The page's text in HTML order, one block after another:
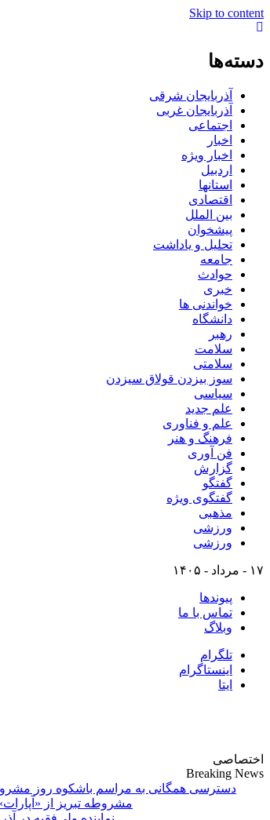
Skip to content
دسته‌ها
آذربایجان شرقی
آذربایجان غربی
اجتماعی
اخبار
اخبار ویژه
اردبیل
استانها
اقتصادی
بین الملل
پیشخوان
تحلیل و یاداشت
جامعه
حوادث
خبری
خواندنی ها
دانشگاه
رهبر
سلامت
سلامتی
سوز بیزدن قولاق سیزدن
سیاسی
علم جدید
علم و فناوری
فرهنگ و هنر
فن آوری
گزارش
گفتگو
گفتگوی ویژه
مذهبی
ورزشی
ورزشی
۱۷ - مرداد - ۱۴۰۵
پیوندها
تماس با ما
وبلاگ
تلگرام
اینستاگرام
ایتا
اختصاصی
Breaking News
دسترسی همگانی به مراسم باشکوه روز
مشروطه تبریز از